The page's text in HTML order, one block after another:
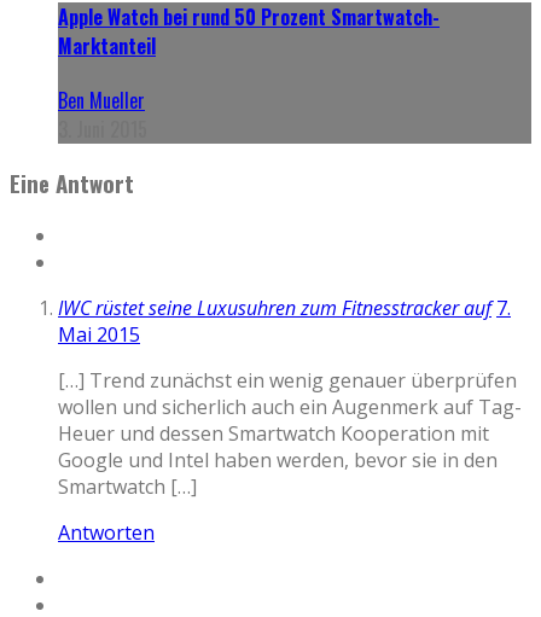
Apple Watch bei rund 50 Prozent Smartwatch-
Marktanteil
Ben Mueller
Eine Antwort
IWC rüstet seine Luxusuhren zum Fitnesstracker auf 7.
Mai 2015
[…] Trend zunächst ein wenig genauer überprüfen
wollen und sicherlich auch ein Augenmerk auf Tag-
Heuer und dessen Smartwatch Kooperation mit
Google und Intel haben werden, bevor sie in den
Smartwatch […]
Antworten